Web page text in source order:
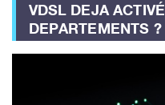
VDSL DEJA
DEPARTEMENTS ?